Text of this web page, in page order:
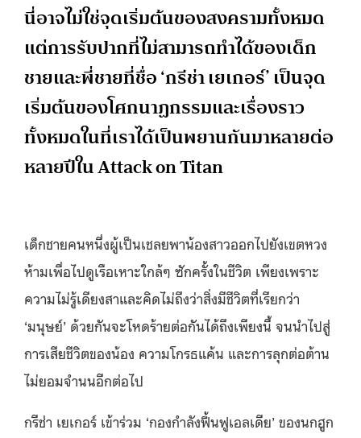
นี่อาจไม่ใช่จุดเริ่มต้นของสงครามทั้งหมด
แต่การรับปากที่ไม่สามารถทำได้ของเด็ก
ชายและพี่ชายที่ชื่อ ‘กรีช่า เยเกอร์’ เป็นจุด
เริ่มต้นของโศกนาฏกรรมและเรื่องราว
ทั้งหมดในที่เราได้เป็นพยานกันมาหลายต่อ
หลายปีใน Attack on Titan
เด็กชายคนหนึ่งผู้เป็นเชลยพาน้องสาวออกไปยังเขตหวง
ห้ามเพื่อไปดูเรือเหาะใกล้ๆ ซักครั้งในชีวิต เพียงเพราะ
ความไม่รู้เดียงสาและคิดไม่ถึงว่าสิ่งมีชีวิตที่เรียกว่า
‘มนุษย์’ ด้วยกันจะโหดร้ายต่อกันได้ถึงเพียงนี้ จนนำไปสู่
การเสียชีวิตของน้อง ความโกรธแค้น และการลุกต่อต้าน
ไม่ยอมจำนนอีกต่อไป
กรีช่า เยเกอร์ เข้าร่วม ‘กองกำลังฟื้นฟูเอลเดีย’ ของนกฮูก